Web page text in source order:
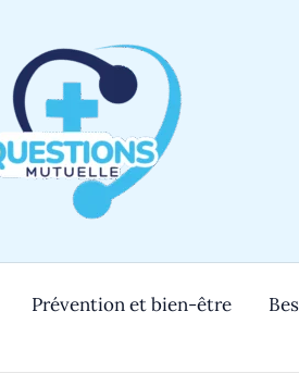
Prévention et bien-être